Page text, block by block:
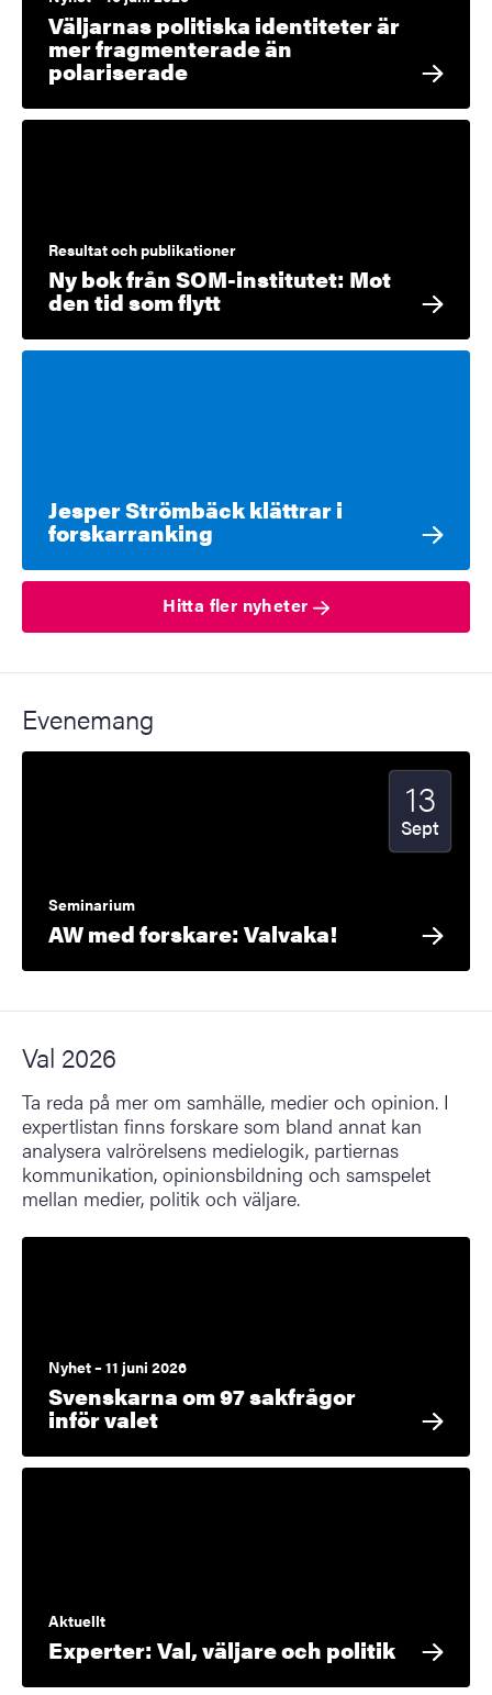
Väljarnas politiska identiteter är
mer fragmenterade än
polariserade
Resultat och publikationer
Ny bok från SOM-institutet: Mot
den tid som flytt
Jesper Strömbäck klättrar i
forskarranking
Hitta fler nyheter
Evenemang
Seminarium
AW med forskare: Valvaka!
Startdatum
13
Sept
2026
Val 2026
Ta reda på mer om samhälle, medier och opinion. I
expertlistan finns forskare som bland annat kan
analysera valrörelsens medielogik, partiernas
kommunikation, opinionsbildning och samspelet
mellan medier, politik och väljare.
Nyhet – 11 juni 2026
Svenskarna om 97 sakfrågor
inför valet
Aktuellt
Experter: Val, väljare och politik